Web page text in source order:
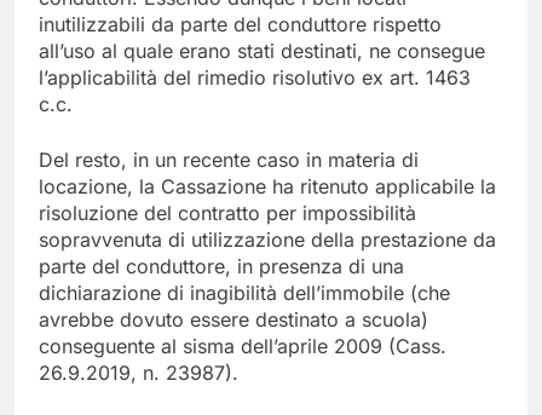
inutilizzabili da parte del conduttore rispetto
all’uso al quale erano stati destinati, ne consegue
l’applicabilità del rimedio risolutivo ex art. 1463
c.c.
Del resto, in un recente caso in materia di
locazione, la Cassazione ha ritenuto applicabile la
risoluzione del contratto per impossibilità
sopravvenuta di utilizzazione della prestazione da
parte del conduttore, in presenza di una
dichiarazione di inagibilità dell’immobile (che
avrebbe dovuto essere destinato a scuola)
conseguente al sisma dell’aprile 2009 (Cass.
26.9.2019, n. 23987).